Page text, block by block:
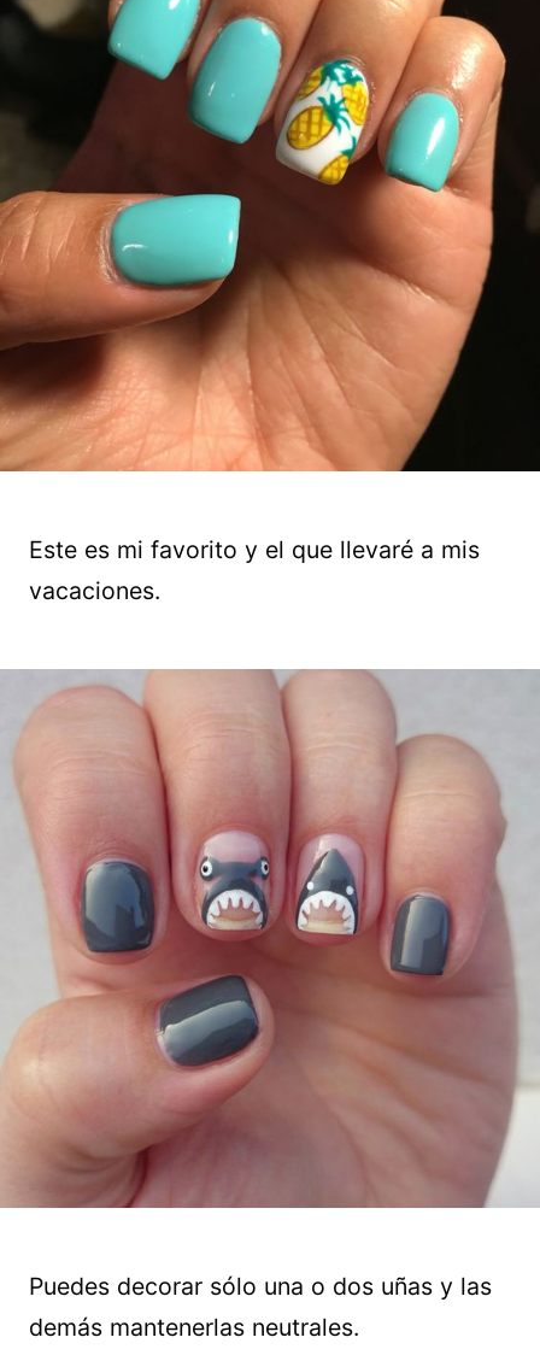
Este es mi favorito y el que llevaré a mis
vacaciones.
Puedes decorar sólo una o dos uñas y las
demás mantenerlas neutrales.